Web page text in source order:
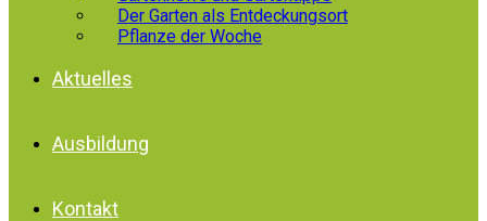
Der Garten als Entdeckungsort
Pflanze der Woche
Aktuelles
Ausbildung
Kontakt